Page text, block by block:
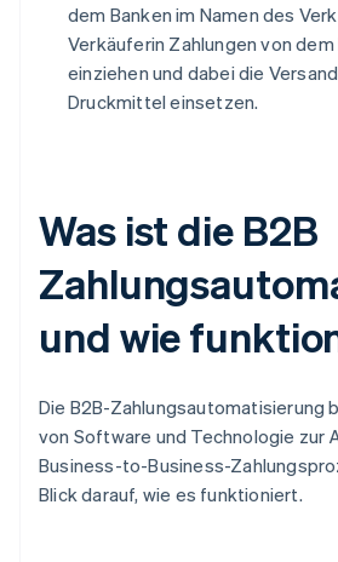
dem Banken im Namen des
Verkäuferin Zahlungen von
einziehen und dabei die
Druckmittel einsetzen.
Was ist die B2B
und wie
Die B2B-Zahlungsautomatisierung
von Software und Technologie zur
Business-to-Business-
Blick darauf, wie es funktioniert.